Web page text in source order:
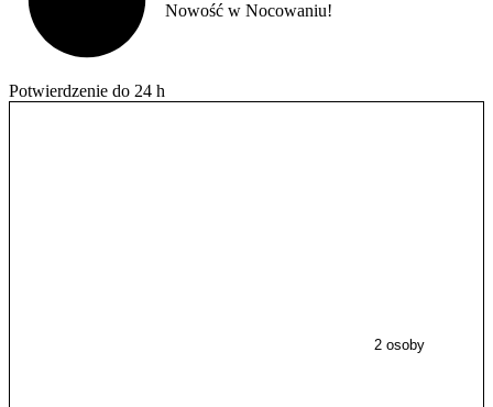
Potwierdzenie do 24 h
Nowość w Nocowaniu!
2 osoby